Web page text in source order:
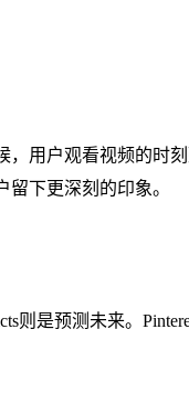
用户观看视频的时刻
下更深刻的印象。
则是预测未来。